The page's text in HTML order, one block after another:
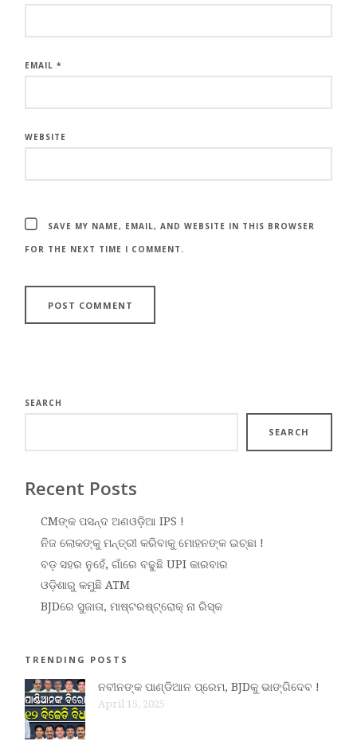
EMAIL*
WEBSITE
SAVE MY NAME, EMAIL, AND WEBSITE IN THIS BROWSER
FOR THE NEXT TIME I COMMENT.
SEARCH
SEARCH
Recent Posts
CMଙ୍କ ପସନ୍ଦ ଅଣଓଡ଼ିଆ IPS !
ନିଜ ଲୋକଙ୍କୁ ମନ୍ତ୍ରୀ କରିବାକୁ ମୋହନଙ୍କ ଇଚ୍ଛା !
ବଡ଼ ସହର ନୁହେଁ, ଗାଁରେ ବଢୁଛି UPI କାରବାର
ଓଡ଼ିଶାରୁ କମୁଛି ATM
BJDରେ ସୁଜାତା, ମାଷ୍ଟରଷ୍ଟ୍ରୋକ୍ ନା ରିସ୍କ
TRENDING POSTS
ନବୀନଙ୍କ ପାଣ୍ଡିଆନ ପ୍ରେମ, BJDକୁ ଭାଙ୍ଗିଦେବ !
April 15, 2025